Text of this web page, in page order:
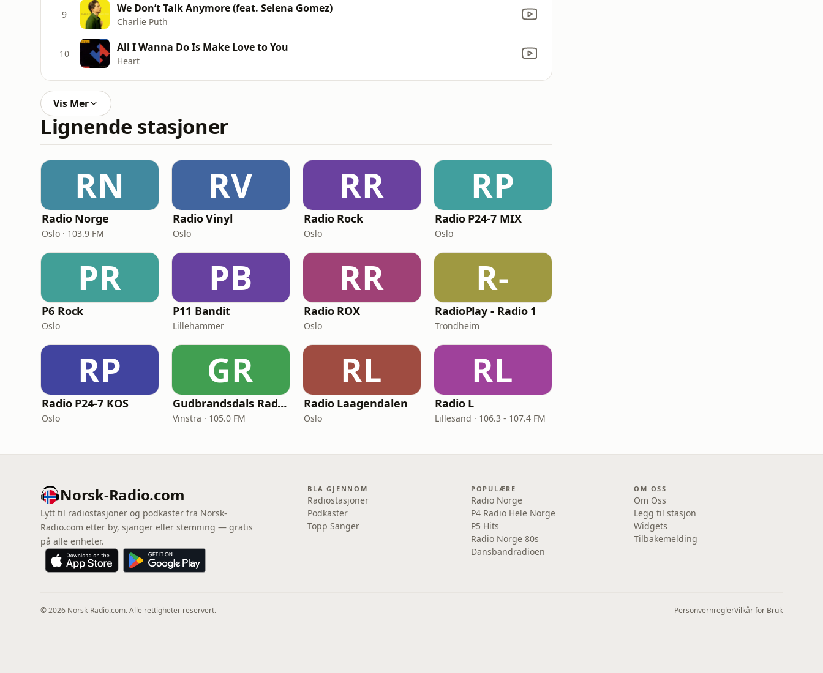
9 We Don’t Talk Anymore (feat. Selena Gomez)
Charlie Puth
10 All I Wanna Do Is Make Love to You
Heart
Vis Mer
Lignende stasjoner
RN
Radio Norge
Oslo · 103.9 FM
RV
Radio Vinyl
Oslo
RR
Radio Rock
Oslo
RP
Radio P24-7 MIX
Oslo
PR
P6 Rock
Oslo
PB
P11 Bandit
Lillehammer
RR
Radio ROX
Oslo
R-
RadioPlay - Radio 1
Trondheim
RP
Radio P24-7 KOS
Oslo
GR
Gudbrandsdals Radioen
Vinstra · 105.0 FM
RL
Radio Laagendalen
Oslo
RL
Radio L
Lillesand · 106.3 - 107.4 FM
Norsk-Radio.com
Lytt til radiostasjoner og podkaster fra Norsk-
Radio.com etter by, sjanger eller stemning — gratis
på alle enheter.
BLA GJENNOM
Radiostasjoner
Podkaster
Topp Sanger
POPULÆRE
Radio Norge
P4 Radio Hele Norge
P5 Hits
Radio Norge 80s
Dansbandradioen
OM OSS
Om Oss
Legg til stasjon
Widgets
Tilbakemelding
© 2026 Norsk-Radio.com. Alle rettigheter reservert. PersonvernreglerVilkår for Bruk